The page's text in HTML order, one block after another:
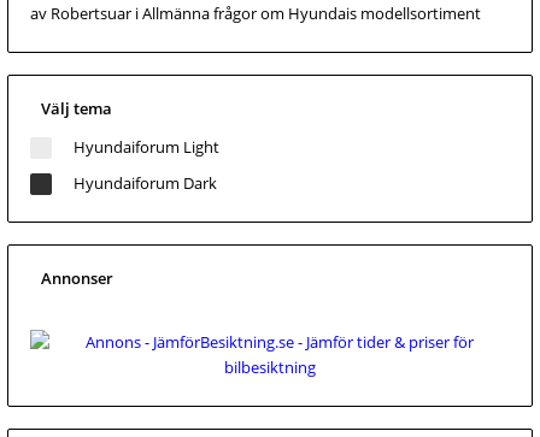
av Robertsuar i Allmänna frågor om Hyundais modellsortiment
Välj tema
Hyundaiforum Light
Hyundaiforum Dark
Annonser